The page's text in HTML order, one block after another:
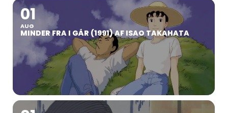
01
AUG
MINDER FRA I GÅR (1991) AF ISAO TAKAHATA